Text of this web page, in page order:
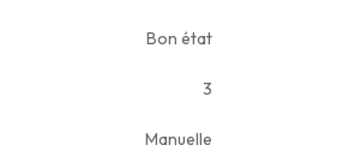
Bon état
3
Manuelle